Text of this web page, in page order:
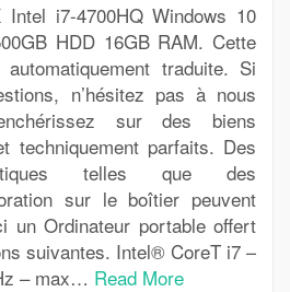
i7-4700HQ Windows 10
HDD 16GB RAM. Cette
traduite. Si
n’hésitez pas à nous
sur des biens
techniquement parfaits. Des
telles que des
sur le boîtier peuvent
un Ordinateur portable offert
suivantes. Intel® CoreT i7 –
– max… Read More